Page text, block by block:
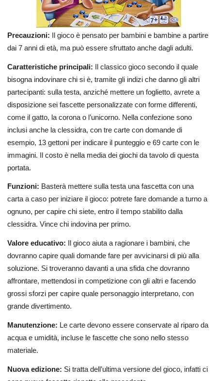
Precauzioni: Il gioco è pensato per bambini e bambine a partire
dai 7 anni di età, ma può essere sfruttato anche dagli adulti.
Caratteristiche principali: Il classico gioco secondo il quale
bisogna indovinare chi si è, tramite gli indizi che danno gli altri
partecipanti: sulla testa, anziché mettere un foglietto, avrete a
disposizione sei fascette personalizzate con forme differenti,
come il gatto, la corona o l’unicorno. Nella confezione sono
inclusi anche la clessidra, con tre carte con domande di
esempio, 13 gettoni per indicare il punteggio e 69 carte con le
immagini. Il costo è nella media dei giochi da tavolo di questa
portata.
Funzioni: Basterà mettere sulla testa una fascetta con una
carta a caso per iniziare il gioco: potrete fare domande a turno a
ognuno, per capire chi siete, entro il tempo stabilito dalla
clessidra. Vince chi indovina per primo.
Valore educativo: Il gioco aiuta a ragionare i bambini, che
dovranno capire quali domande fare per avvicinarsi di più alla
soluzione. Si troveranno davanti a una sfida che dovranno
affrontare, mettendosi in competizione con gli altri e facendo
grossi sforzi per capire quale personaggio interpretano, con
grande divertimento.
Manutenzione: Le carte devono essere conservate al riparo da
acqua e umidità, incluse le fascette che sono nello stesso
materiale.
Nuova edizione: Si tratta dell’ultima versione del gioco, infatti ci